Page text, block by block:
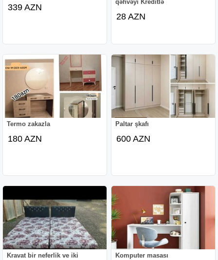
339 AZN
qəhvəyi Kreditlə
28 AZN
Termo zakazla
180 AZN
Paltar şkafı
600 AZN
Kravat bir neferlik ve iki
Komputer masası